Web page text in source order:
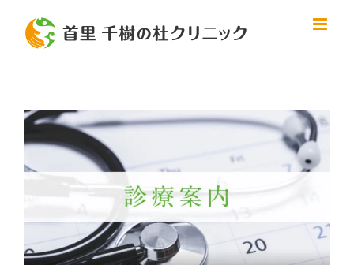
content
View
Larger
Image